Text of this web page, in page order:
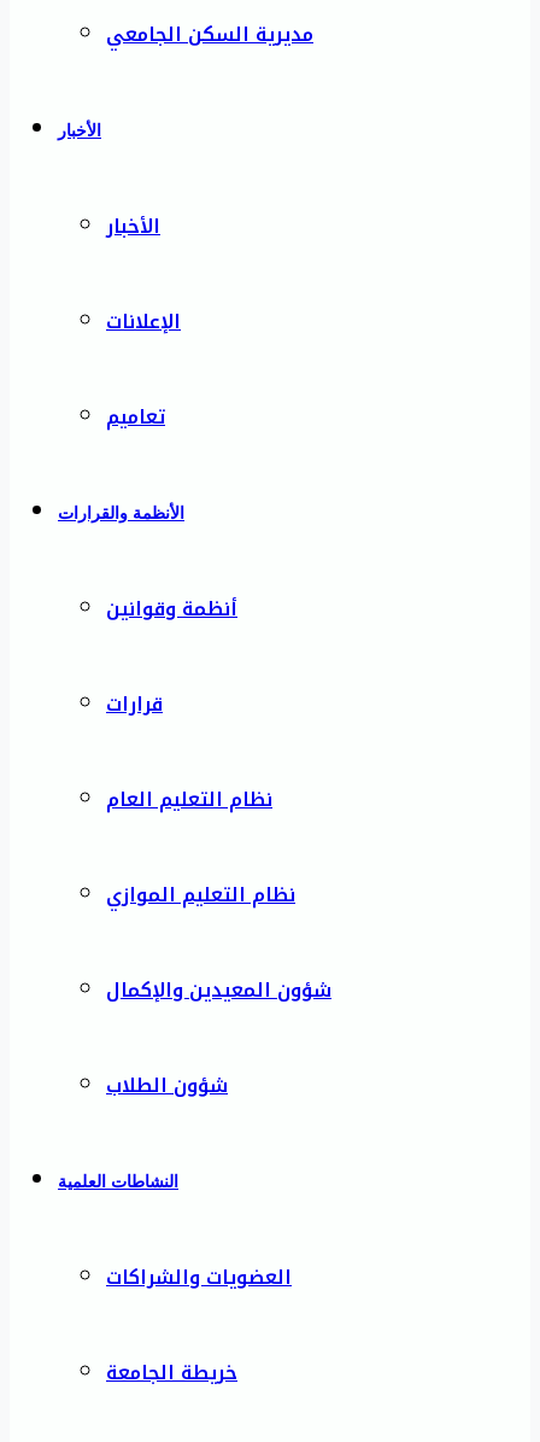
مديرية السكن الجامعي
الأخبار
الأخبار
الإعلانات
تعاميم
الأنظمة والقرارات
أنظمة وقوانين
قرارات
نظام التعليم العام
نظام التعليم الموازي
شؤون المعيدين والإكمال
شؤون الطلاب
النشاطات العلمية
العضويات والشراكات
خريطة الجامعة